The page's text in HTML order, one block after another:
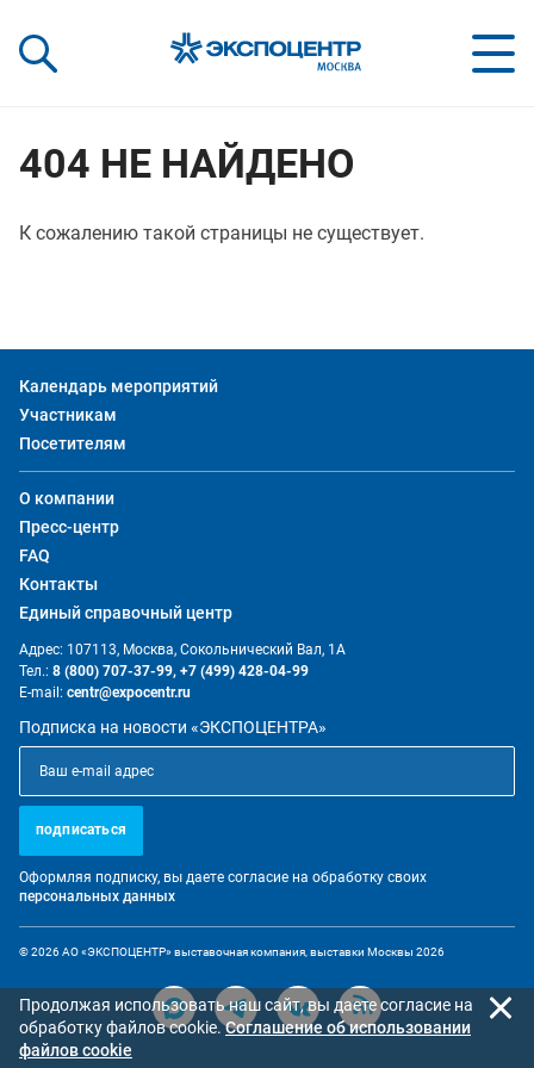
Shows:
a Key to Your Success
выставки вашего
404 НЕ НАЙДЕНО
К сожалению такой страницы не существует.
Календарь мероприятий
Участникам
Посетителям
О компании
Пресс-центр
FAQ
Контакты
Единый справочный центр
Адрес: 107113, Москва, Сокольнический Вал, 1А
Тел.: 8 (800) 707-37-99, +7 (499) 428-04-99
E-mail: centr@expocentr.ru
Подписка на новости «ЭКСПОЦЕНТРА»
подписаться
Оформляя подписку, вы даете согласие на обработку своих
персональных данных
© 2026 АО «ЭКСПОЦЕНТР» выставочная компания, выставки Москвы 2026
Продолжая использовать наш сайт, вы даете согласие на
обработку файлов cookie.Cоглашение об использовании
файлов cookie